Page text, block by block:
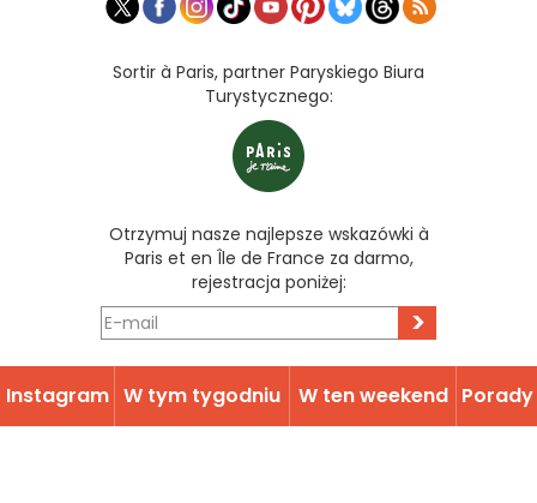
Sortir à Paris, partner Paryskiego Biura
Turystycznego:
Otrzymuj nasze najlepsze wskazówki à
Paris et en Île de France za darmo,
rejestracja poniżej:
>
Instagram W tym tygodniu W ten weekend Porady